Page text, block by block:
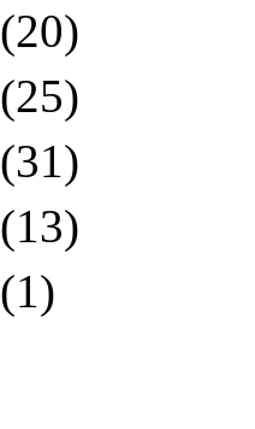
(20)
(25)
(31)
(13)
(1)